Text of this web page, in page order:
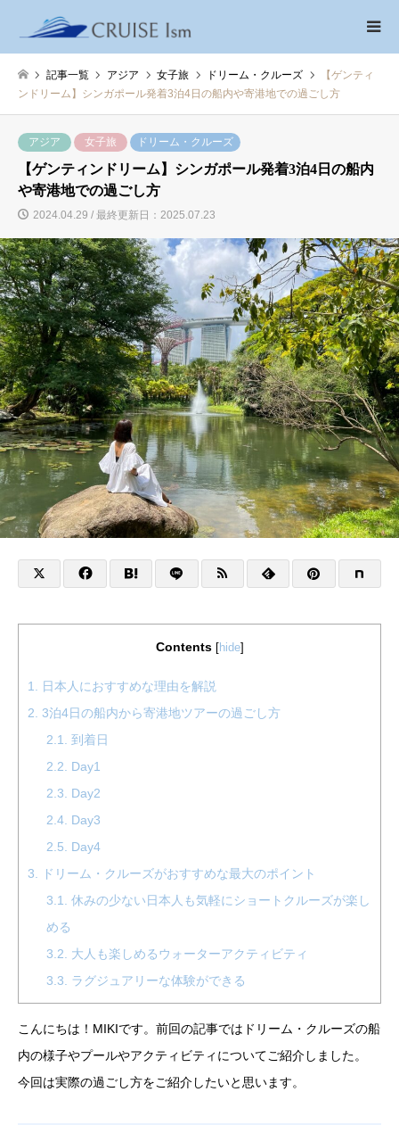
記事一覧 アジア 女子旅 ドリーム・クルーズ
【ゲンティ
ンドリーム】シンガポール発着3泊4日の船内や寄港地での過ごし方
アジア 女子旅 ドリーム・クルーズ
【ゲンティンドリーム】シンガポール発着3泊4日の船内
や寄港地での過ごし方
2024.04.29 / 最終更新日：2025.07.23
Contents hide]
1.
日本人におすすめな理由を解説
2. 3泊4日の船内から寄港地ツアーの過ごし方
2.1.
到着日
2.2.
Day1
2.3.
Day2
2.4. Day3
2.5.
Day4
3.
ドリーム・クルーズがおすすめな最大のポイント
3.1.
休みの少ない日本人も気軽にショートクルーズが楽し
める
3.2.
大人も楽しめるウォーターアクティビティ
3.3.
ラグジュアリーな体験ができる
こんにちは！MIKIです。前回の記事ではドリーム・クルーズの船
内の様子やプールやアクティビティについてご紹介しました。
今回は実際の過ごし方をご紹介したいと思います。